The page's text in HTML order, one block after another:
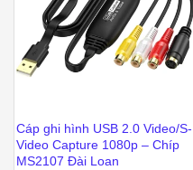
Cáp ghi hình USB 2.0 Video/S-
Video Capture 1080p – Chíp
MS2107 Đài Loan